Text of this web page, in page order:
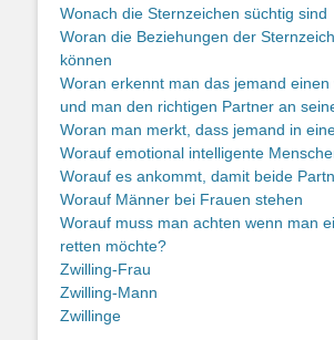
Wonach die Sternzeichen süchtig sind
Woran die Beziehungen der
können
Woran erkennt man das jemand einen
und man den richtigen Partner an
Woran man merkt, dass jemand in
Worauf emotional intelligente
Worauf es ankommt, damit beide
Worauf Männer bei Frauen stehen
Worauf muss man achten wenn man
retten möchte?
Zwilling-Frau
Zwilling-Mann
Zwillinge